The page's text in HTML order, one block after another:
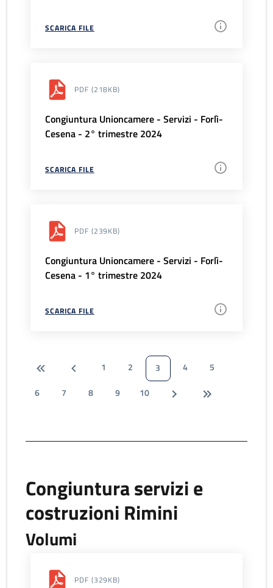
SCARICA FILE
PDF (218KB)
Congiuntura Unioncamere - Servizi - Forlì-
Cesena - 2° trimestre 2024
SCARICA FILE
PDF (239KB)
Congiuntura Unioncamere - Servizi - Forlì-
Cesena - 1° trimestre 2024
SCARICA FILE
1 2 3 4
5
6
7 8 9 10
Congiuntura servizi e
costruzioni Rimini
Volumi
PDF (329KB)